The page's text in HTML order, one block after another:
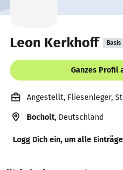
Leon Kerkhoff Basis
Ganzes Profil
Angestellt, Fliesenleger,
Bocholt, Deutschland
Logg Dich ein, um alle